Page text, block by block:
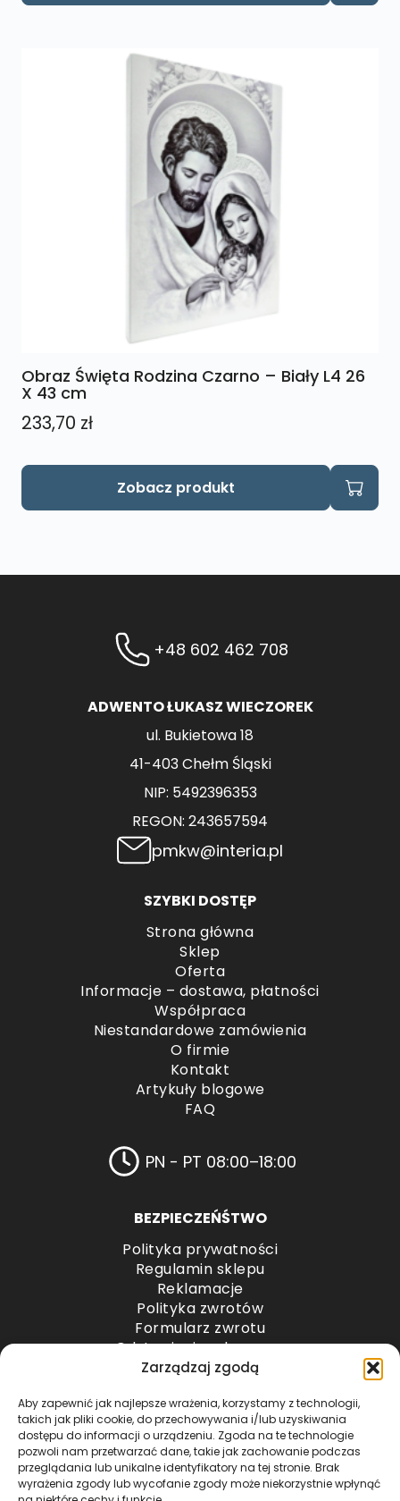
Zarządzaj zgodą
Aby zapewnić jak najlepsze wrażenia, korzystamy z technologii,
takich jak pliki cookie, do przechowywania i/lub uzyskiwania
dostępu do informacji o urządzeniu. Zgoda na te technologie
pozwoli nam przetwarzać dane, takie jak zachowanie podczas
przeglądania lub unikalne identyfikatory na tej stronie. Brak
wyrażenia zgody lub wycofanie zgody może niekorzystnie wpłynąć
Obraz Święta Rodzina Czarno – Biały L4 26
X 43 cm
233,70 zł
Zobacz produkt
+48 602 462 708
ADWENTO ŁUKASZ WIECZOREK
ul. Bukietowa 18
41-403 Chełm Śląski
NIP: 5492396353
REGON: 243657594
pmkw@interia.pl
SZYBKI DOSTĘP
Strona główna
Sklep
Oferta
Informacje – dostawa, płatności
Współpraca
Niestandardowe zamówienia
O firmie
Kontakt
Artykuły blogowe
FAQ
PN - PT 08:00–18:00
BEZPIECZEŃŚTWO
Polityka prywatności
Regulamin sklepu
Reklamacje
Polityka zwrotów
Formularz zwrotu
Odstąpienie od umowy
Odstąpienie od umowy – przesyłki paletowe
METODY PŁATNOŚCI